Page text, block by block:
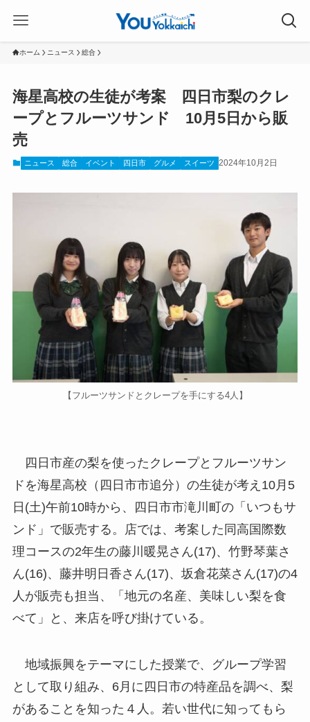
ホーム ニュース 総合
海星高校の生徒が考案 四日市梨のクレ
ープとフルーツサンド 10月5日から販
売
ニュース 総合 イベント 四日市 グルメ スイーツ 2024年10月2日
【フルーツサンドとクレープを手にする4人】
四日市産の梨を使ったクレープとフルーツサン
ドを海星高校（四日市市追分）の生徒が考え10月5
日(土)午前10時から、四日市市滝川町の「いつもサ
ンド」で販売する。店では、考案した同高国際数
理コースの2年生の藤川暖晃さん(17)、竹野琴葉さ
ん(16)、藤井明日香さん(17)、坂倉花菜さん(17)の4
人が販売も担当、「地元の名産、美味しい梨を食
べて」と、来店を呼び掛けている。
地域振興をテーマにした授業で、グループ学習
として取り組み、6月に四日市の特産品を調べ、梨
があることを知った４人。若い世代に知ってもら